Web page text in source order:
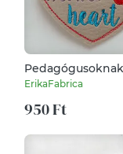
ajándék kulcstartó
ErikaFabrica
950 Ft